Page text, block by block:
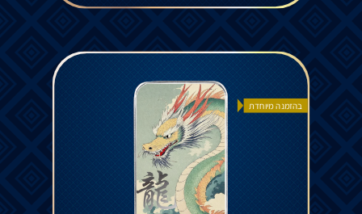
בהזמנה מיוחדת